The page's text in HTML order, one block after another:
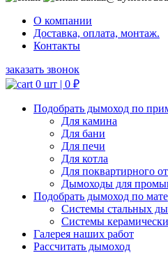
О компании
Доставка, оплата, монтаж.
Контакты
заказать звонок
0 шт | 0 ₽
Подобрать дымоход по
Для камина
Для бани
Для печи
Для котла
Для поквартирного
Дымоходы для
Подобрать дымоход по
Системы стальных
Системы
Галерея наших работ
Рассчитать дымоход